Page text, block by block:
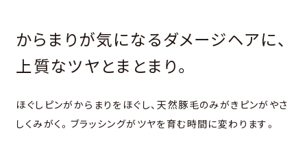
からまりが気になるダメージヘアに、
上質なツヤとまとまり。
ほぐしピンがからまりをほぐし、天然豚毛のみがきピンがやさ
しくみがく。ブラッシングがツヤを育む時間に変わります。